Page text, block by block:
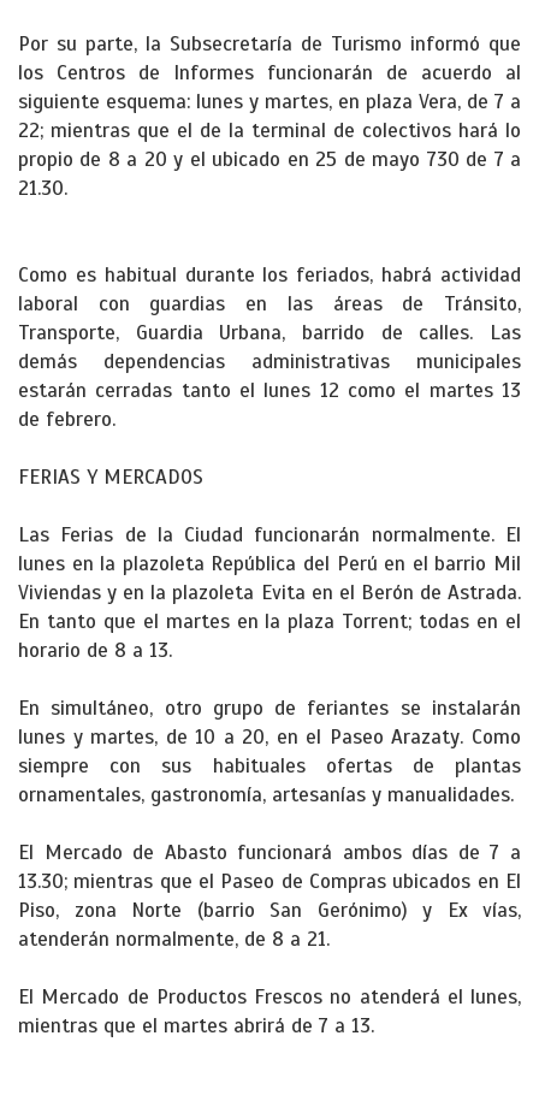
Por su parte, la Subsecretaría de Turismo informó que
los Centros de Informes funcionarán de acuerdo al
siguiente esquema: lunes y martes, en plaza Vera, de 7 a
22; mientras que el de la terminal de colectivos hará lo
propio de 8 a 20 y el ubicado en 25 de mayo 730 de 7 a
21.30.
Como es habitual durante los feriados, habrá actividad
laboral con guardias en las áreas de Tránsito,
Transporte, Guardia Urbana, barrido de calles. Las
demás dependencias administrativas municipales
estarán cerradas tanto el lunes 12 como el martes 13
de febrero.
FERIAS Y MERCADOS
Las Ferias de la Ciudad funcionarán normalmente. El
lunes en la plazoleta República del Perú en el barrio Mil
Viviendas y en la plazoleta Evita en el Berón de Astrada.
En tanto que el martes en la plaza Torrent; todas en el
horario de 8 a 13.
En simultáneo, otro grupo de feriantes se instalarán
lunes y martes, de 10 a 20, en el Paseo Arazaty. Como
siempre con sus habituales ofertas de plantas
ornamentales, gastronomía, artesanías y manualidades.
El Mercado de Abasto funcionará ambos días de 7 a
13.30; mientras que el Paseo de Compras ubicados en El
Piso, zona Norte (barrio San Gerónimo) y Ex vías,
atenderán normalmente, de 8 a 21.
El Mercado de Productos Frescos no atenderá el lunes,
mientras que el martes abrirá de 7 a 13.